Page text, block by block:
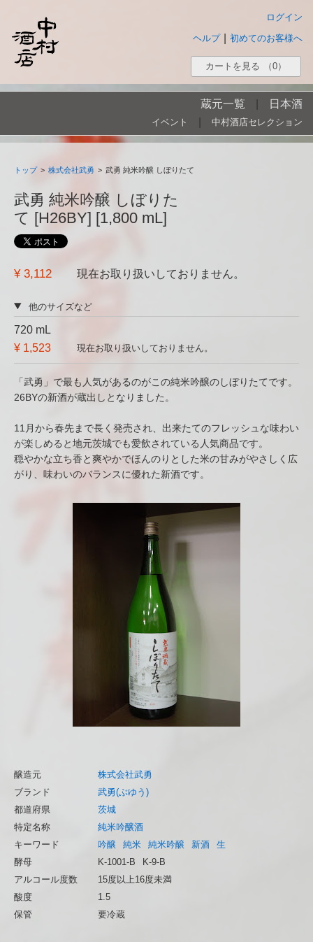
ログイン
初めてのお客様へ
ヘルプ
カートを見る （0）
蔵元一覧 日本酒
イベント 中村酒店セレクション
トップ > 株式会社武勇 > 武勇 純米吟醸 しぼりたて
武勇 純米吟醸 しぼりた
て [H26BY] [1,800 mL]
¥ 3,112 現在お取り扱いしておりません。
他のサイズなど
720 mL
¥ 1,523
現在お取り扱いしておりません。
「武勇」で最も人気があるのがこの純米吟醸のしぼりたてです。
26BYの新酒が蔵出しとなりました。
11月から春先まで長く発売され、出来たてのフレッシュな味わい
が楽しめると地元茨城でも愛飲されている人気商品です。
穏やかな立ち香と爽やかでほんのりとした米の甘みがやさしく広
がり、味わいのバランスに優れた新酒です。
醸造元
株式会社武勇
ブランド
武勇(ぶゆう)
都道府県
茨城
特定名称
純米吟醸酒
キーワード
吟醸 純米 純米吟醸 新酒
生
酵母
K-1001-B
K-9-B
アルコール度数
15度以上16度未満
酸度
1.5
保管
要冷蔵